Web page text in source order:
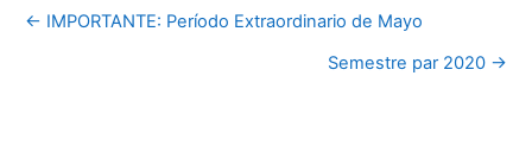
← IMPORTANTE: Período Extraordinario de Mayo
Semestre par 2020 →